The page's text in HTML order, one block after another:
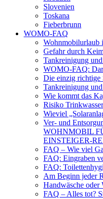
Slovenien
Toskana
Fieberbrunn
WOMO-FAQ
Wohnmobilurlaub
Gefahr durch
Tankreinigung
WOMO-FAQ:
Die einzig richtige
Tankreinigung
Wie kommt das
Risiko
Wieviel
Ver- und
WOHNMOBIL
EINSTEIGER-
FAQ – Wie viel
FAQ: Eingraben
FAQ:
Am Beginn jeder
Handwäsche oder
FAQ – Alles tot?